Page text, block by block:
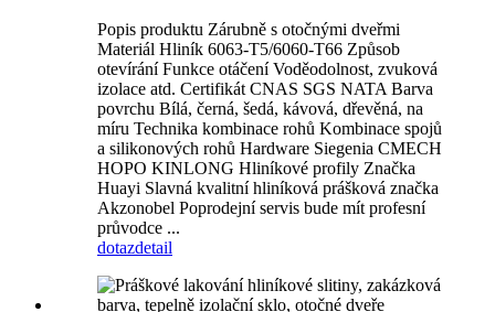
Popis produktu Zárubně s otočnými dveřmi
Materiál Hliník 6063-T5/6060-T66 Způsob
otevírání Funkce otáčení Voděodolnost, zvuková
izolace atd. Certifikát CNAS SGS NATA Barva
povrchu Bílá, černá, šedá, kávová, dřevěná, na
míru Technika kombinace rohů Kombinace spojů
a silikonových rohů Hardware Siegenia CMECH
HOPO KINLONG Hliníkové profily Značka
Huayi Slavná kvalitní hliníková prášková značka
Akzonobel Poprodejní servis bude mít profesní
průvodce ...
dotazdetail